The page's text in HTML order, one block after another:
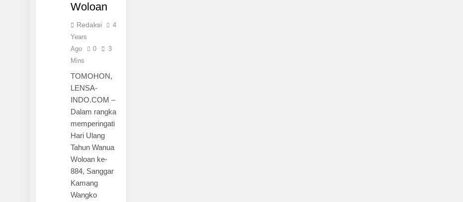
Woloan
Redaksi
4
Years
Ago
0
3
Mins
TOMOHON,
LENSA-
INDO.COM –
Dalam rangka
memperingati
Hari Ulang
Tahun Wanua
Woloan ke-
884, Sanggar
Kamang
Wangko